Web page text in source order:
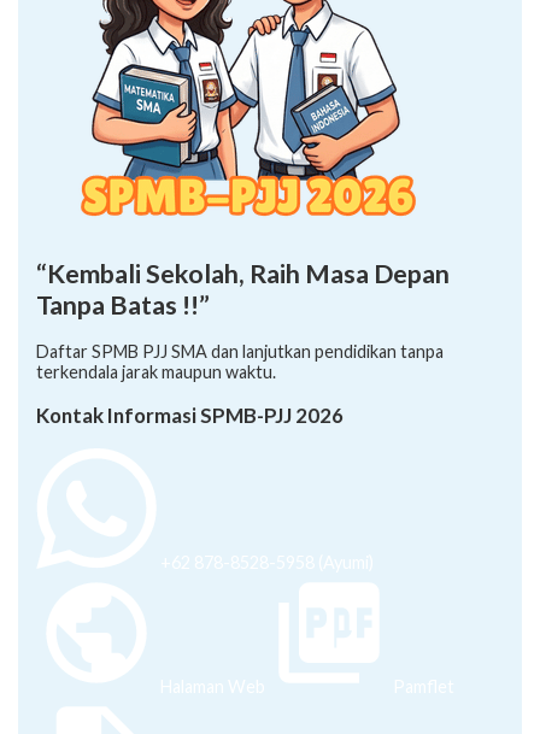
“Kembali Sekolah, Raih Masa Depan
Tanpa Batas !!”
Daftar SPMB PJJ SMA dan lanjutkan pendidikan tanpa
terkendala jarak maupun waktu.
Kontak Informasi SPMB-PJJ 2026
+62 878-8528-5958 (Ayumi)
Halaman Web Pamflet